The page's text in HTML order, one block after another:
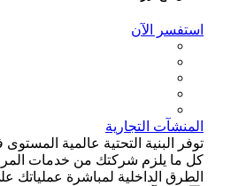
استفسر الآن
المنشآت التجارية
توفر البنية التحتية عالمية المستوى
كل ما يلزم شركتك من خدمات
الطرق الداخلية لمباشرة عملياتك على